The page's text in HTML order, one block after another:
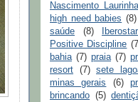
Nascimento Laurinha
high need babies (8)
saúde
(8)
Positive Discipline
bahia (7) praia (7)
resort
(7) sete
minas gerais
(6)
brincando (5)